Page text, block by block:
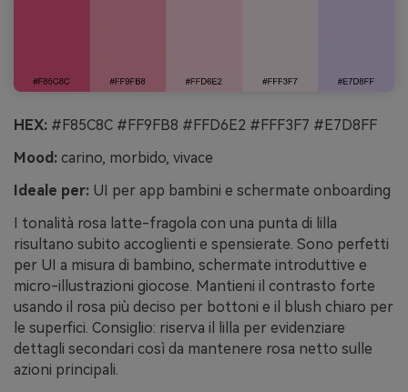
HEX: #F85C8C #FF9FB8 #FFD6E2 #FFF3F7 #E7D8FF
Mood: carino, morbido, vivace
Ideale per: UI per app bambini e schermate onboarding
I tonalità rosa latte-fragola con una punta di lilla
risultano subito accoglienti e spensierate. Sono perfetti
per UI a misura di bambino, schermate introduttive e
micro-illustrazioni giocose. Mantieni il contrasto forte
usando il rosa più deciso per bottoni e il blush chiaro per
le superfici. Consiglio: riserva il lilla per evidenziare
dettagli secondari così da mantenere rosa netto sulle
azioni principali.